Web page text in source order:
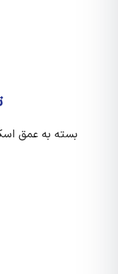
بسته به عمق اسکار و